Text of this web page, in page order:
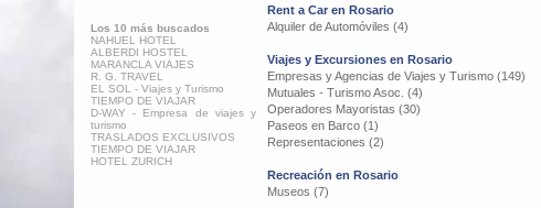
Los 10 más buscados
NAHUEL HOTEL
ALBERDI HOSTEL
MARANCLA VIAJES
R. G. TRAVEL
EL SOL - Viajes y Turismo
TIEMPO DE VIAJAR
D-WAY - Empresa de viajes y
turismo
TRASLADOS EXCLUSIVOS
TIEMPO DE VIAJAR
HOTEL ZURICH
Rent a Car en Rosario
Alquiler de Automóviles (4)
Viajes y Excursiones en Rosario
Empresas y Agencias de Viajes y Turismo (149)
Mutuales - Turismo Asoc. (4)
Operadores Mayoristas (30)
Paseos en Barco (1)
Representaciones (2)
Recreación en Rosario
Museos (7)